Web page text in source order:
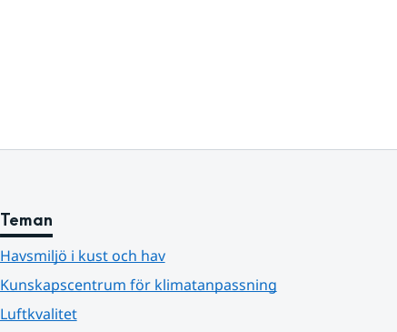
Teman
Havsmiljö i kust och hav
Kunskapscentrum för klimatanpassning
Luftkvalitet